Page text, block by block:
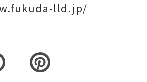
lld.jp/